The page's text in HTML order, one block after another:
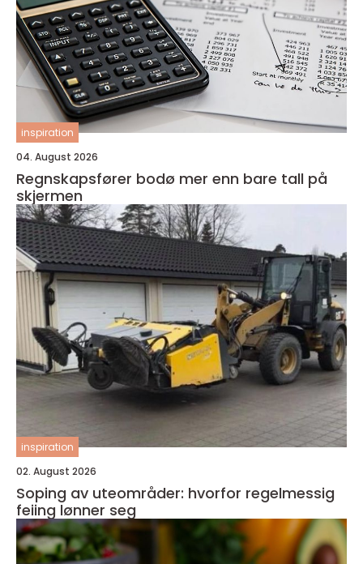
inspiration
04. August 2026
Regnskapsfører bodø mer enn bare tall på
skjermen
inspiration
02. August 2026
Soping av uteområder: hvorfor regelmessig
feiing lønner seg